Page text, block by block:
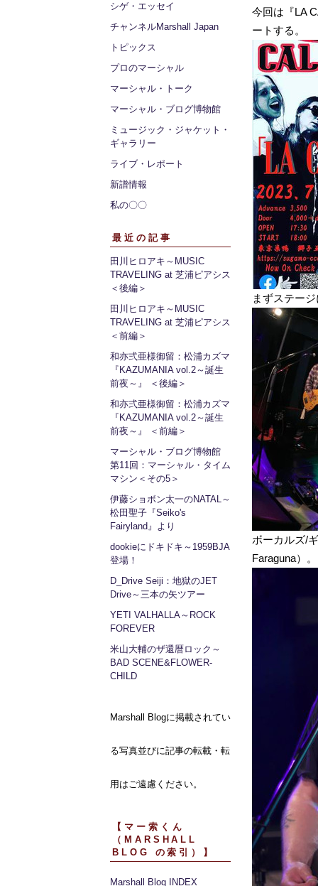
シゲ・エッセイ
チャンネルMarshall Japan
トピックス
プロのマーシャル
マーシャル・トーク
マーシャル・ブログ博物館
ミュージック・ジャケット・
ギャラリー
ライブ・レポート
新譜情報
私の〇〇
最近の記事
田川ヒロアキ～MUSIC
TRAVELING at 芝浦ピアシス
＜後編＞
田川ヒロアキ～MUSIC
TRAVELING at 芝浦ピアシス
＜前編＞
和亦弍亜様御留：松浦カズマ
『KAZUMANIA vol.2～誕生
前夜～』 ＜後編＞
和亦弍亜様御留：松浦カズマ
『KAZUMANIA vol.2～誕生
前夜～』 ＜前編＞
マーシャル・ブログ博物館
第11回：マーシャル・タイム
マシン＜その5＞
伊藤ショボン太一のNATAL～
松田聖子『Seiko's
Fairyland』より
dookieにドキドキ～1959BJA
登場！
D_Drive Seiji：地獄のJET
Drive～三本の矢ツアー
YETI VALHALLA～ROCK
FOREVER
米山大輔のザ還暦ロック～
BAD SCENE&FLOWER-
CHILD
Marshall Blogに掲載されてい
る写真並びに記事の転載・転
用はご遠慮ください。
【マー索くん
（MARSHALL
BLOG の索引）】
Marshall Blog INDEX
今回は『LA
ートする。
まずステー
ボーカルズ/
Faraguna）。